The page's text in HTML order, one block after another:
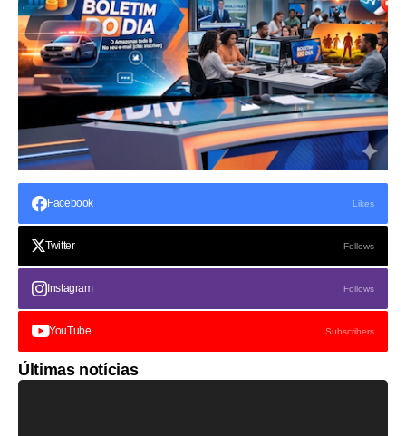
Facebook Likes
Twitter Follows
Instagram Follows
YouTube Subscribers
Últimas notícias